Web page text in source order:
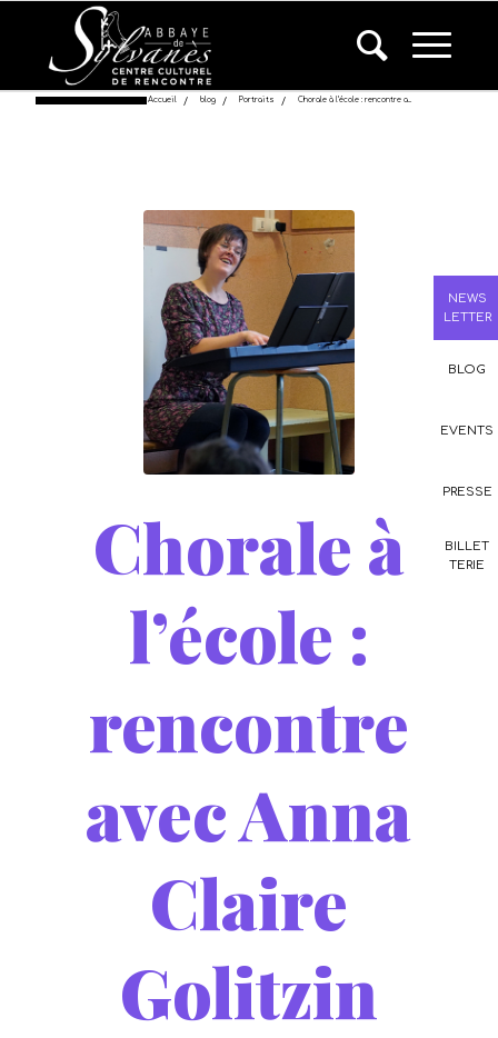
NEWS
LETTER
BLOG
EVENTS
PRESSE
BILLET
TERIE
Accueil / blog / Portraits / Chorale à l’école : rencontre a...
Chorale à
l’école :
rencontre
avec Anna
Claire
Golitzin